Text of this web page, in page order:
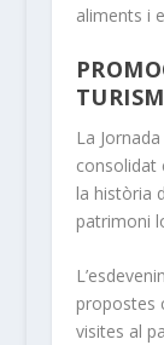
aliments i
La
consolidat
la història
patrimoni
propostes
visites al